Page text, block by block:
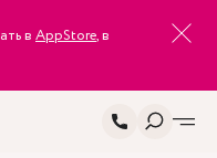
в AppStore, в